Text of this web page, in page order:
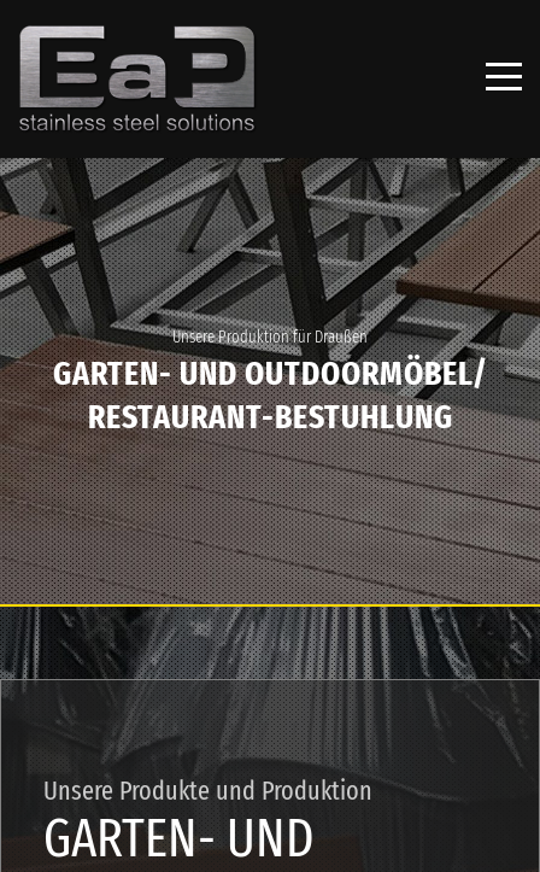
Unsere Produktion für Draußen
GARTEN- UND OUTDOORMÖBEL/
RESTAURANT-BESTUHLUNG
Unsere Produkte und Produktion
GARTEN- UND